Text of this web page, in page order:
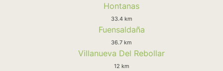
Hontanas
33.4 km
Fuensaldaña
36.7 km
Villanueva Del Rebollar
12 km